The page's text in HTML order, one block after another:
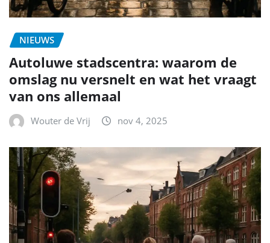
NIEUWS
Autoluwe stadscentra: waarom de
omslag nu versnelt en wat het vraagt
van ons allemaal
Wouter de Vrij nov 4, 2025